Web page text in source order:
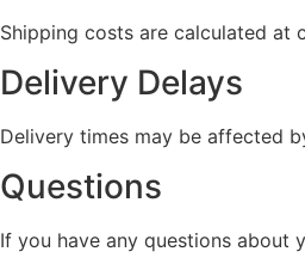
Shipping costs are calculated at
Delivery Delays
Delivery times may be affected
Questions
If you have any questions about